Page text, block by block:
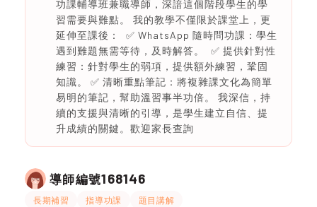
功課輔導班兼職導師，深諳這個階段學生的學
習需要與難點。 我的教學不僅限於課堂上，更
延伸至課後： ✅ WhatsApp 隨時問功課：學生
遇到難題無需等待，及時解答。 ✅ 提供針對性
練習：針對學生的弱項，提供額外練習，鞏固
知識。 ✅ 清晰重點筆記：將複雜課文化為簡單
易明的筆記，幫助溫習事半功倍。 我深信，持
續的支援與清晰的引導，是學生建立自信、提
升成績的關鍵。歡迎家長查詢
導師編號168146
長期補習 指導功課 題目講解